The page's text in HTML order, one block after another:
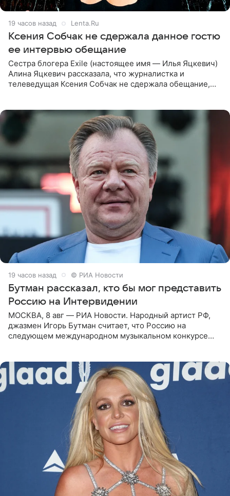
19 часов назад Lenta.Ru
Ксения Собчак не сдержала данное гостю
ее интервью обещание
Сестра блогера Exile (настоящее имя — Илья Яцкевич)
Алина Яцкевич рассказала, что журналистка и
телеведущая Ксения Собчак не сдержала обещание,
19 часов назад © РИА Новости
Бутман рассказал, кто бы мог представить
Россию на Интервидении
МОСКВА, 8 авг — РИА Новости. Народный артист РФ,
джазмен Игорь Бутман считает, что Россию на
следующем международном музыкальном конкурсе